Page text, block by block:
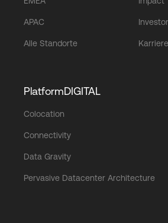
APAC
Alle Standorte Karriere
PlatformDIGITAL
Colocation
Connectivity
Data Gravity
Pervasive Datacenter Architecture